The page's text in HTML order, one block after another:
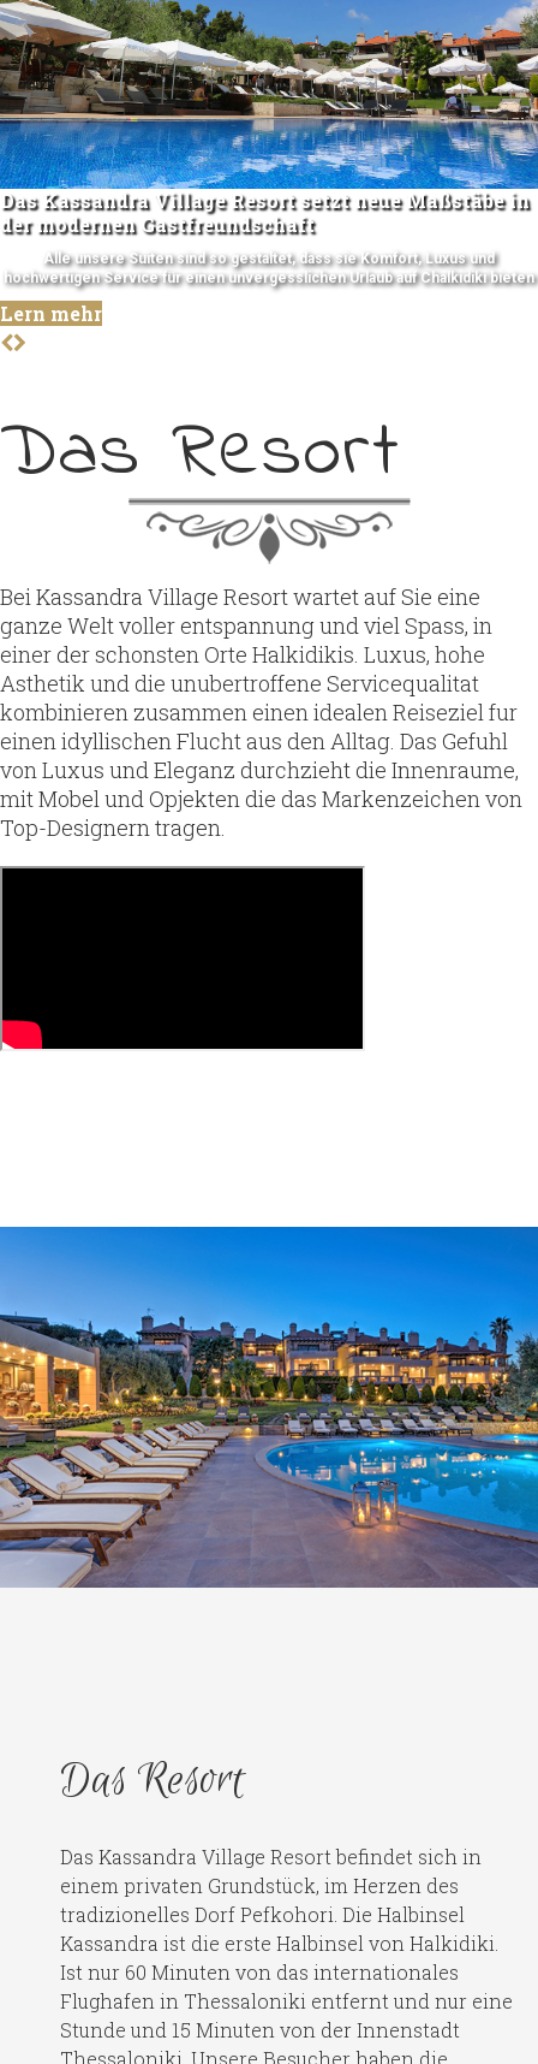
Das Kassandra Village Resort setzt neue Maßstäbe in
der modernen Gastfreundschaft
Alle unsere Suiten sind so gestaltet, dass sie Komfort, Luxus und
hochwertigen Service für einen unvergesslichen Urlaub auf Chalkidiki bieten
Lern mehr
Das Resort
Bei Kassandra Village Resort wartet auf Sie eine
ganze Welt voller entspannung und viel Spass, in
einer der schonsten Orte Halkidikis. Luxus, hohe
Asthetik und die unubertroffene Servicequalitat
kombinieren zusammen einen idealen Reiseziel fur
einen idyllischen Flucht aus den Alltag. Das Gefuhl
von Luxus und Eleganz durchzieht die Innenraume,
mit Mobel und Opjekten die das Markenzeichen von
Top-Designern tragen.
Das Resort
Das Kassandra Village Resort befindet sich in
einem privaten Grundstück, im Herzen des
tradizionelles Dorf Pefkohori. Die Halbinsel
Kassandra ist die erste Halbinsel von Halkidiki.
Ist nur 60 Minuten von das internationales
Flughafen in Thessaloniki entfernt und nur eine
Stunde und 15 Minuten von der Innenstadt